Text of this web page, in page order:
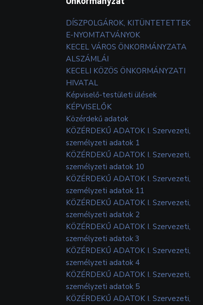
DÍSZPOLGÁROK, KITÜNTETETTEK
E-NYOMTATVÁNYOK
KECEL VÁROS ÖNKORMÁNYZATA
ALSZÁMLÁI
KECELI KÖZÖS ÖNKORMÁNYZATI
HIVATAL
Képviselő-testületi ülések
KÉPVISELŐK
Közérdekű adatok
KÖZÉRDEKŰ ADATOK I. Szervezeti,
személyzeti adatok 1
KÖZÉRDEKŰ ADATOK I. Szervezeti,
személyzeti adatok 10
KÖZÉRDEKŰ ADATOK I. Szervezeti,
személyzeti adatok 11
KÖZÉRDEKŰ ADATOK I. Szervezeti,
személyzeti adatok 2
KÖZÉRDEKŰ ADATOK I. Szervezeti,
személyzeti adatok 3
KÖZÉRDEKŰ ADATOK I. Szervezeti,
személyzeti adatok 4
KÖZÉRDEKŰ ADATOK I. Szervezeti,
személyzeti adatok 5
KÖZÉRDEKŰ ADATOK I. Szervezeti,